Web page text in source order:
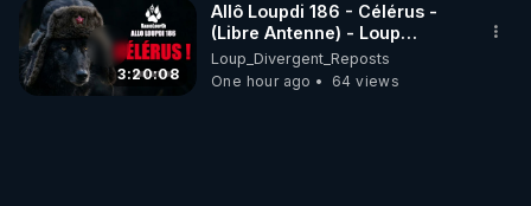
3:20:08
Allô Loupdi 186 - Célérus -
(Libre Antenne) - Loup
Divergent 2026.08.06
Loup_Divergent_Reposts
One hour ago
64 views